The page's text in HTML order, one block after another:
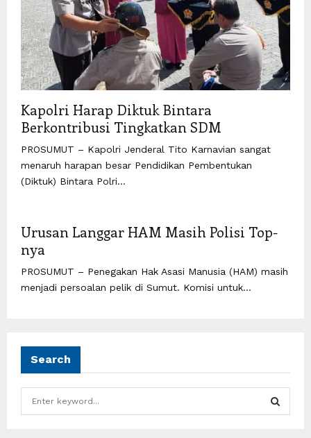
Kapolri Harap Diktuk Bintara
Berkontribusi Tingkatkan SDM
PROSUMUT – Kapolri Jenderal Tito Karnavian sangat
menaruh harapan besar Pendidikan Pembentukan
(Diktuk) Bintara Polri...
Urusan Langgar HAM Masih Polisi Top-
nya
PROSUMUT – Penegakan Hak Asasi Manusia (HAM) masih
menjadi persoalan pelik di Sumut. Komisi untuk...
Search